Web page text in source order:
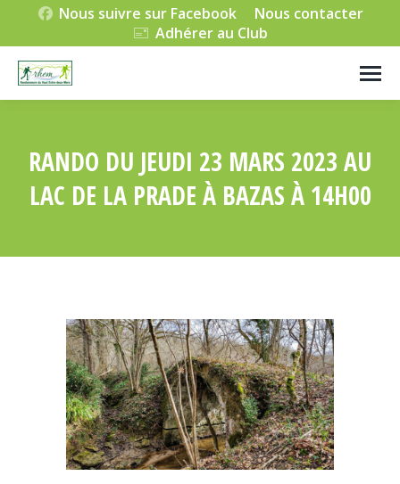
Nous suivre sur Facebook
Nous contacter
Adhérer au Club
RANDO DU JEUDI 23 MARS 2023 AU
LAC DE LA PRADE À BAZAS À 14H00